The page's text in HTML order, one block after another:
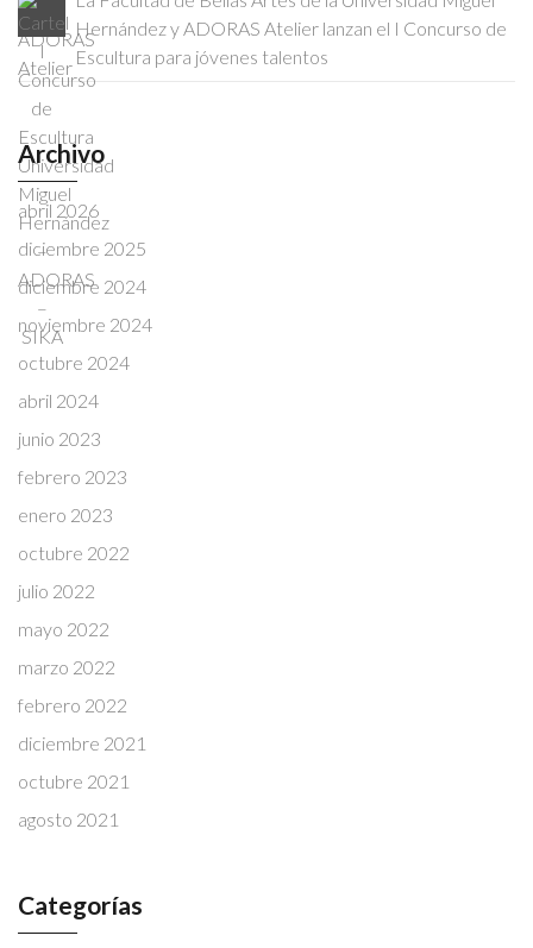
Hernández y ADORAS Atelier lanzan el I Concurso de
Escultura para jóvenes talentos
Archivo
abril 2026
diciembre 2025
diciembre 2024
noviembre 2024
octubre 2024
abril 2024
junio 2023
febrero 2023
enero 2023
octubre 2022
julio 2022
mayo 2022
marzo 2022
febrero 2022
diciembre 2021
octubre 2021
agosto 2021
Categorías